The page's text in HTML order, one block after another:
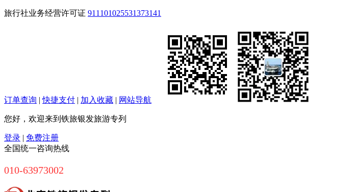
旅行社业务经营许可证 911101025531373141
订单查询 |快捷支付 | 加入收藏 | 网站导航
您好，欢迎来到铁旅银发旅游专列
登录 | 免费注册
全国统一咨询热线
010-63973002